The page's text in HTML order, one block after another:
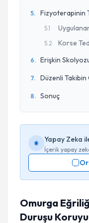
5. Fizyoterapinin
5.1
5.2 Korse
6. Erişkin
7. Düzenli Takibin
8. Sonuç
Yapay Zeka
İçerik yapay
Omurga
Duruşu